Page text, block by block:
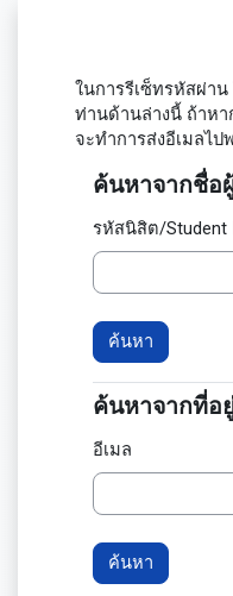
ในการรีเซ็ทรหัสผ่า
ท่านด้านล่างนี้ ถ้าห
จะทำการส่งอีเมลไ
ค้นหาจากชื่อผู้
ค้นหาจากชื่อ
รหัสนิสิต/Student
ค้นหาจากที่อยู่
ค้นหาจากที่อ
อีเมล